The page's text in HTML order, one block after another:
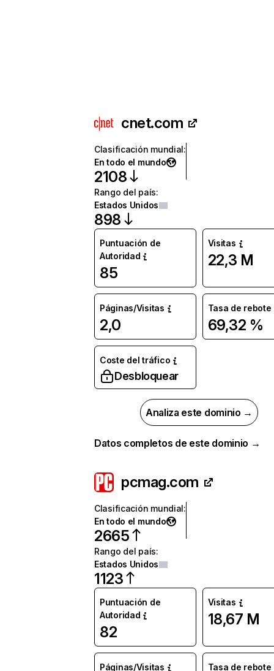
cnet.com
Clasificación mundial:
En todo el mundo
2108
Rango del país:
Estados Unidos
898
Puntuación de
Autoridad
85
Visitas
22,3 M
Páginas/Visitas
2,0
Tasa de rebote
69,32 %
Coste del tráfico
Desbloquear
Analiza este dominio →
Datos completos de este dominio →
pcmag.com
Clasificación mundial:
En todo el mundo
2665
Rango del país:
Estados Unidos
1123
Puntuación de
Autoridad
82
Visitas
18,67 M
Páginas/Visitas Tasa de rebote